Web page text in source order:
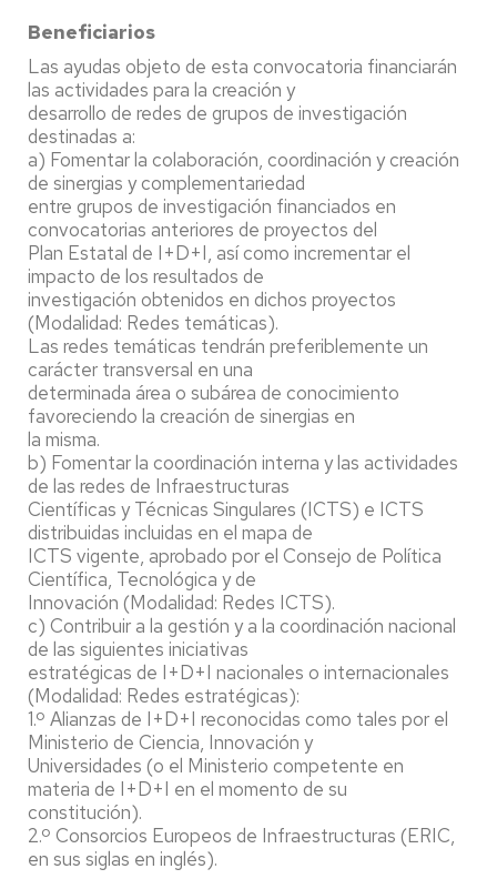
Beneficiarios
Las ayudas objeto de esta convocatoria financiarán
las actividades para la creación y
desarrollo de redes de grupos de investigación
destinadas a:
a) Fomentar la colaboración, coordinación y creación
de sinergias y complementariedad
entre grupos de investigación financiados en
convocatorias anteriores de proyectos del
Plan Estatal de I+D+I, así como incrementar el
impacto de los resultados de
investigación obtenidos en dichos proyectos
(Modalidad: Redes temáticas).
Las redes temáticas tendrán preferiblemente un
carácter transversal en una
determinada área o subárea de conocimiento
favoreciendo la creación de sinergias en
la misma.
b) Fomentar la coordinación interna y las actividades
de las redes de Infraestructuras
Científicas y Técnicas Singulares (ICTS) e ICTS
distribuidas incluidas en el mapa de
ICTS vigente, aprobado por el Consejo de Política
Científica, Tecnológica y de
Innovación (Modalidad: Redes ICTS).
c) Contribuir a la gestión y a la coordinación nacional
de las siguientes iniciativas
estratégicas de I+D+I nacionales o internacionales
(Modalidad: Redes estratégicas):
1.º Alianzas de I+D+I reconocidas como tales por el
Ministerio de Ciencia, Innovación y
Universidades (o el Ministerio competente en
materia de I+D+I en el momento de su
constitución).
2.º Consorcios Europeos de Infraestructuras (ERIC,
en sus siglas en inglés).